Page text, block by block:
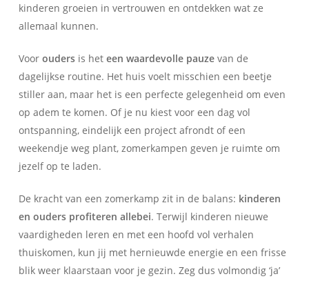
kinderen groeien in vertrouwen en ontdekken wat ze
allemaal kunnen.
Voor oudersis het een waardevolle pauzevan de
dagelijkse routine. Het huis voelt misschien een beetje
stiller aan, maar het is een perfecte gelegenheid om even
op adem te komen. Of je nu kiest voor een dag vol
ontspanning, eindelijk een project afrondt of een
weekendje weg plant, zomerkampen geven je ruimte om
jezelf op te laden.
De kracht van een zomerkamp zit in de balans: kinderen
en ouders profiteren allebei. Terwijl kinderen nieuwe
vaardigheden leren en met een hoofd vol verhalen
thuiskomen, kun jij met hernieuwde energie en een frisse
blik weer klaarstaan voor je gezin. Zeg dus volmondig ‘ja’